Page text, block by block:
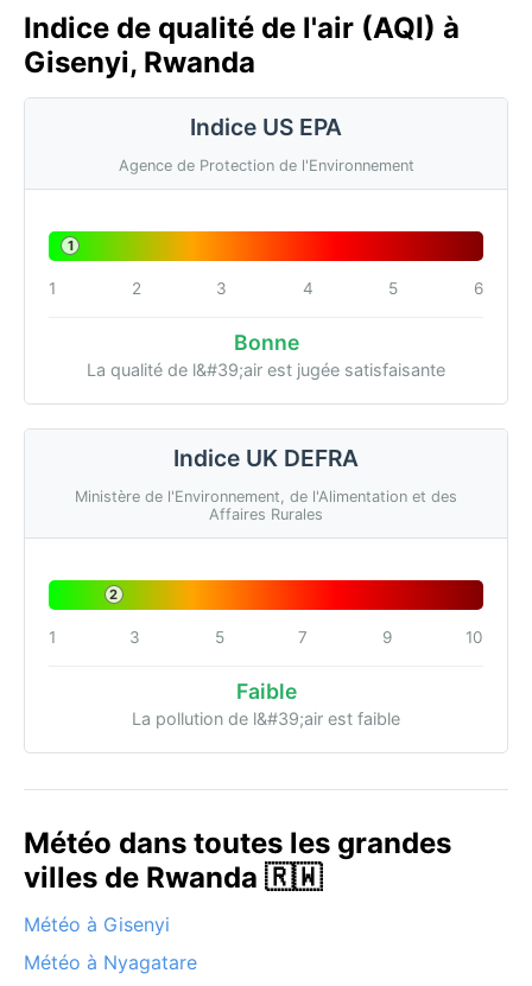
Indice de qualité de l'air (AQI) à
Gisenyi, Rwanda
Indice US EPA
Agence de Protection de l'Environnement
1
1 2 3 4 5 6
Bonne
La qualité de l&#39;air est jugée satisfaisante
Indice UK DEFRA
Ministère de l'Environnement, de l'Alimentation et des
Affaires Rurales
2
1 3 5 7 9 10
Faible
La pollution de l&#39;air est faible
Météo dans toutes les grandes
villes de Rwanda 🇷🇼
Météo à Gisenyi
Météo à Nyagatare